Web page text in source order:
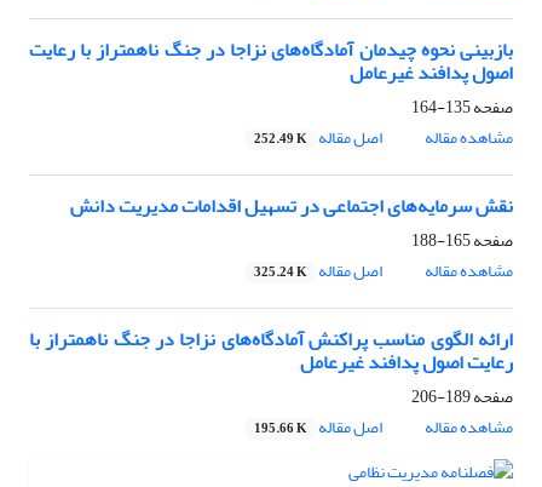
بازبینی نحوه چیدمان آمادگاه‌های نزاجا در جنگ ناهمتراز با رعایت
اصول پدافند غیرعامل
صفحه135-164
مشاهده مقاله
اصل مقاله 252.49 K
نقش سرمایه‌های اجتماعی در تسهیل اقدامات مدیریت دانش
صفحه165-188
مشاهده مقاله
اصل مقاله 325.24 K
ارائه الگوی مناسب پراکنش آمادگاه‌های نزاجا در جنگ ناهمتراز با
رعایت اصول پدافند غیرعامل
صفحه189-206
مشاهده مقاله
اصل مقاله 195.66 K